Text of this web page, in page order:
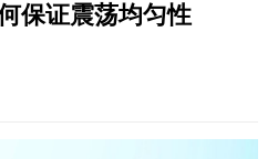
保证震荡均匀性